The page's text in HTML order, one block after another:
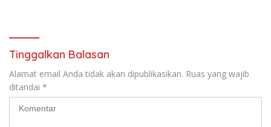
Tinggalkan Balasan
Alamat email Anda tidak akan dipublikasikan. Ruas yang wajib
ditandai *